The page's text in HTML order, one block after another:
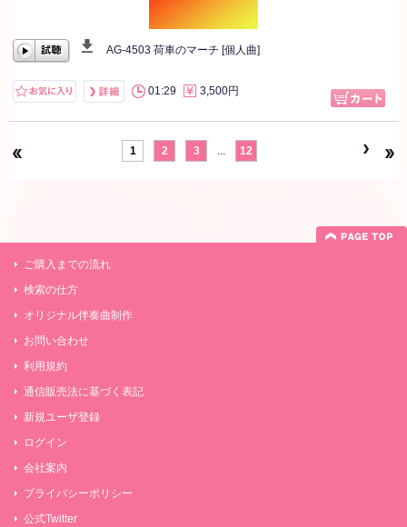
00:00/00:00
AG-4503 荷車のマーチ [個人曲]
01:29 3,500円
1 2 3 ... 12
ご購入までの流れ
検索の仕方
オリジナル伴奏曲制作
お問い合わせ
利用規約
通信販売法に基づく表記
新規ユーザ登録
ログイン
会社案内
プライバシーポリシー
公式Twitter